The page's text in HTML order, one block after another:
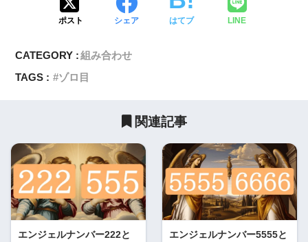
ポスト シェア はてブ LINE
CATEGORY :組み合わせ
TAGS :
ゾロ目
関連記事
エンジェルナンバー222と
エンジェルナンバー5555と